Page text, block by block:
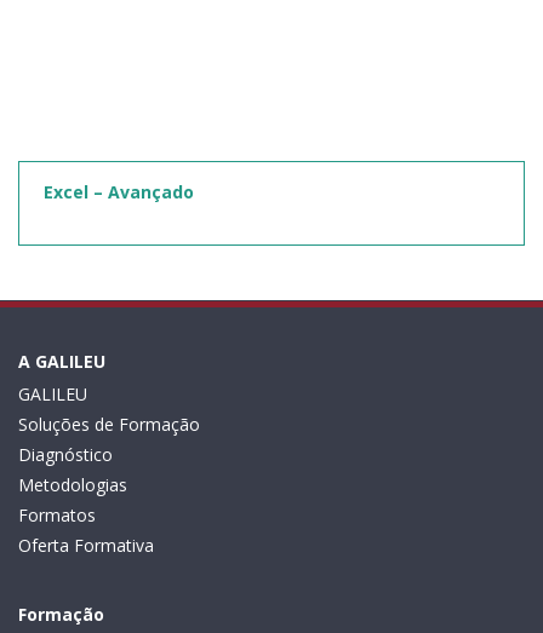
Excel – Avançado
A GALILEU
GALILEU
Soluções de Formação
Diagnóstico
Metodologias
Formatos
Oferta Formativa
Formação